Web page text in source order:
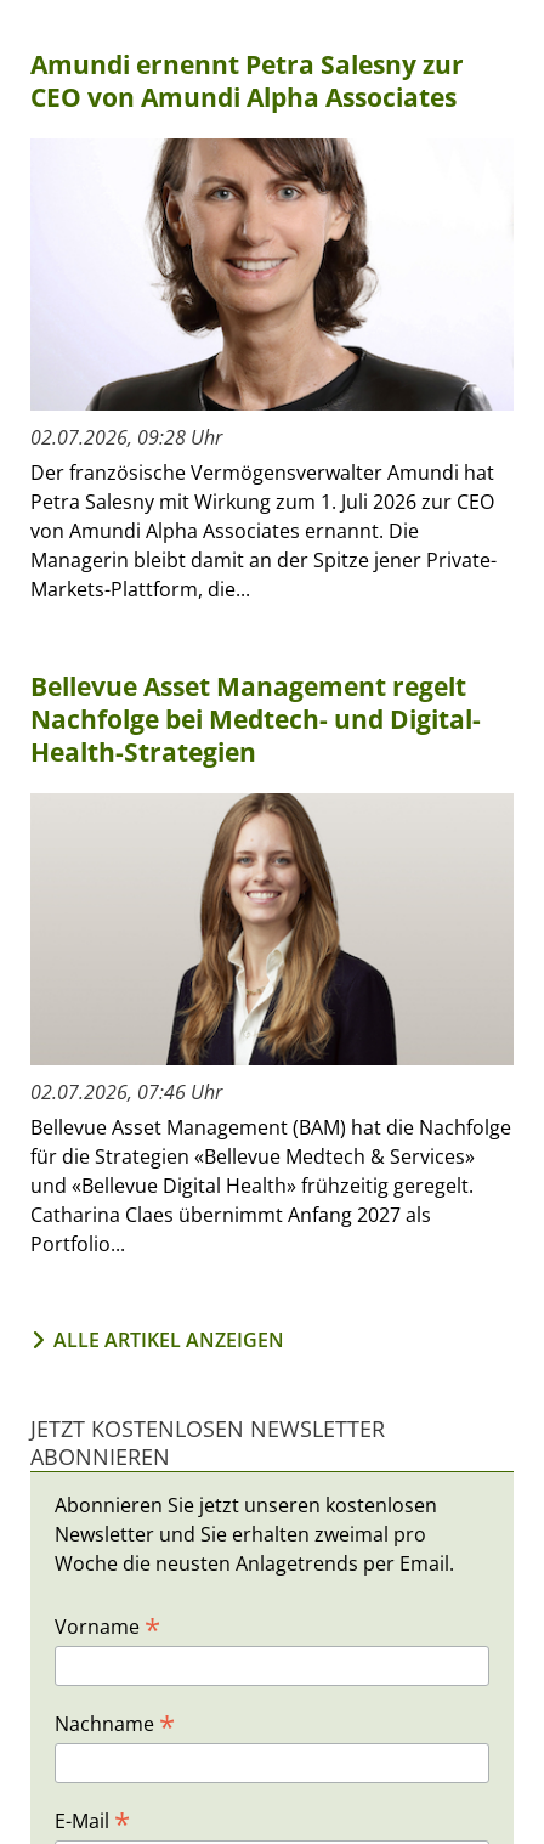
Amundi ernennt Petra Salesny zur
CEO von Amundi Alpha Associates
02.07.2026, 09:28 Uhr
Der französische Vermögensverwalter Amundi hat
Petra Salesny mit Wirkung zum 1. Juli 2026 zur CEO
von Amundi Alpha Associates ernannt. Die
Managerin bleibt damit an der Spitze jener Private-
Markets-Plattform, die...
Bellevue Asset Management regelt
Nachfolge bei Medtech- und Digital-
Health-Strategien
02.07.2026, 07:46 Uhr
Bellevue Asset Management (BAM) hat die Nachfolge
für die Strategien «Bellevue Medtech & Services»
und «Bellevue Digital Health» frühzeitig geregelt.
Catharina Claes übernimmt Anfang 2027 als
Portfolio...
ALLE ARTIKEL ANZEIGEN
JETZT KOSTENLOSEN NEWSLETTER
ABONNIEREN
Abonnieren Sie jetzt unseren kostenlosen
Newsletter und Sie erhalten zweimal pro
Woche die neusten Anlagetrends per Email.
Vorname *
Nachname *
E-Mail *